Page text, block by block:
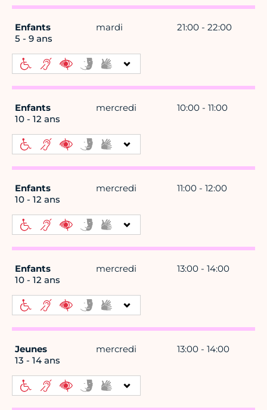
Enfants
5 - 9 ans
mardi 21:00 - 22:00
Enfants
10 - 12 ans
mercredi 10:00 - 11:00
Enfants
10 - 12 ans
mercredi 11:00 - 12:00
Enfants
10 - 12 ans
mercredi 13:00 - 14:00
Jeunes
13 - 14 ans
mercredi 13:00 - 14:00